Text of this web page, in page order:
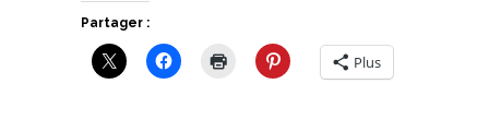
Partager :
Plus